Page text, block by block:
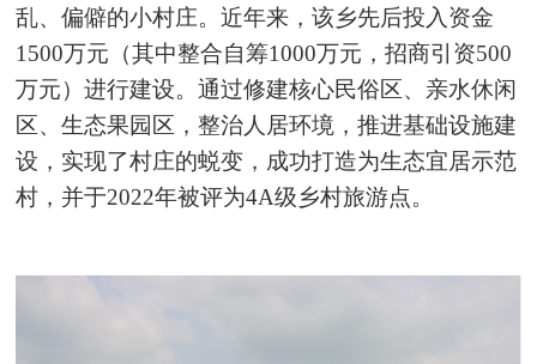
乱、偏僻的小村庄。近年来，该乡先后投入资金
1500万元（其中整合自筹1000万元，招商引资500
万元）进行建设。通过修建核心民俗区、亲水休闲
区、生态果园区，整治人居环境，推进基础设施建
设，实现了村庄的蜕变，成功打造为生态宜居示范
村，并于2022年被评为4A级乡村旅游点。